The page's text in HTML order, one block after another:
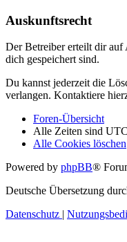
Auskunftsrecht
Der Betreiber erteilt dir
dich gespeichert sind.
Du kannst jederzeit die
verlangen. Kontaktiere
Foren-Übersicht
Alle Zeiten sind
Alle Cookies löschen
Powered by phpBB®
Deutsche Übersetzung
Datenschutz |